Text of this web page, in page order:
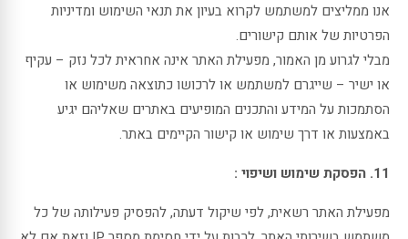
אנו ממליצים למשתמש לקרוא בעיון את תנאי השימוש ומדיניות
הפרטיות של אותם קישורים.
מבלי לגרוע מן האמור, מפעילת האתר אינה אחראית לכל נזק – עקיף
או ישיר – שייגרם למשתמש או לרכושו כתוצאה משימוש או
הסתמכות על המידע והתכנים המופיעים באתרים שאליהם יגיע
באמצעות או דרך שימוש או קישור הקיימים באתר.
11. הפסקת שימוש ושיפוי :
מפעילת האתר רשאית, לפי שיקול דעתה, להפסיק פעילותה של כל